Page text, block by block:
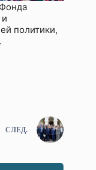
политики,
СЛЕД.